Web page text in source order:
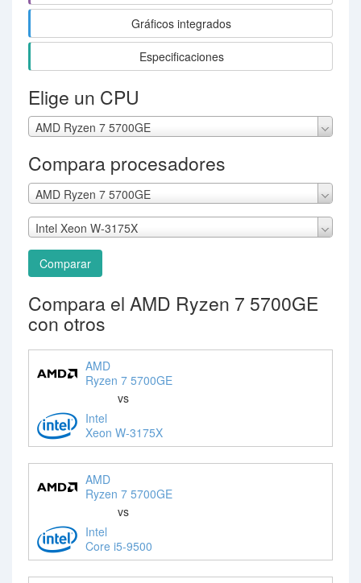
Gráficos integrados
Especificaciones
Elige un CPU
AMD Ryzen 7 5700GE
Compara procesadores
AMD Ryzen 7 5700GE
Intel Xeon W-3175X
Comparar
Compara el AMD Ryzen 7 5700GE
con otros
AMD
Ryzen 7 5700GE
vs
Intel
Xeon W-3175X
AMD
Ryzen 7 5700GE
vs
Intel
Core i5-9500